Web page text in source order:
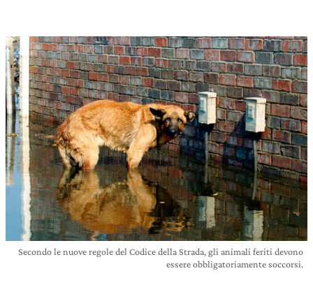
Secondo le nuove regole del Codice della Strada, gli animali feriti devono
essere obbligatoriamente soccorsi.